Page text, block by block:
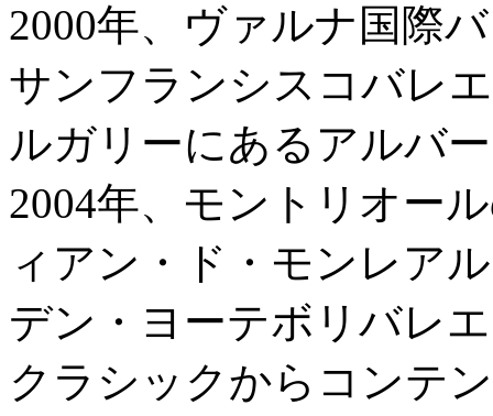
2000年、ヴァルナ国際
サンフランシスコバレ
ルガリーにあるアルバ
2004年、モントリオー
ィアン・ド・モンレア
デン・ヨーテボリバレ
クラシックからコンテ